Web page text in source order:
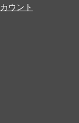
ウント